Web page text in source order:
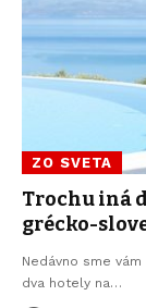
ZO SVETA
Trochu iná
grécko-
Nedávno sme
dva hotely na…